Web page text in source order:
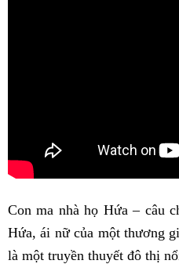
Con ma nhà họ Hứa – câu
Hứa, ái nữ của một thương
là một truyền thuyết đô thị